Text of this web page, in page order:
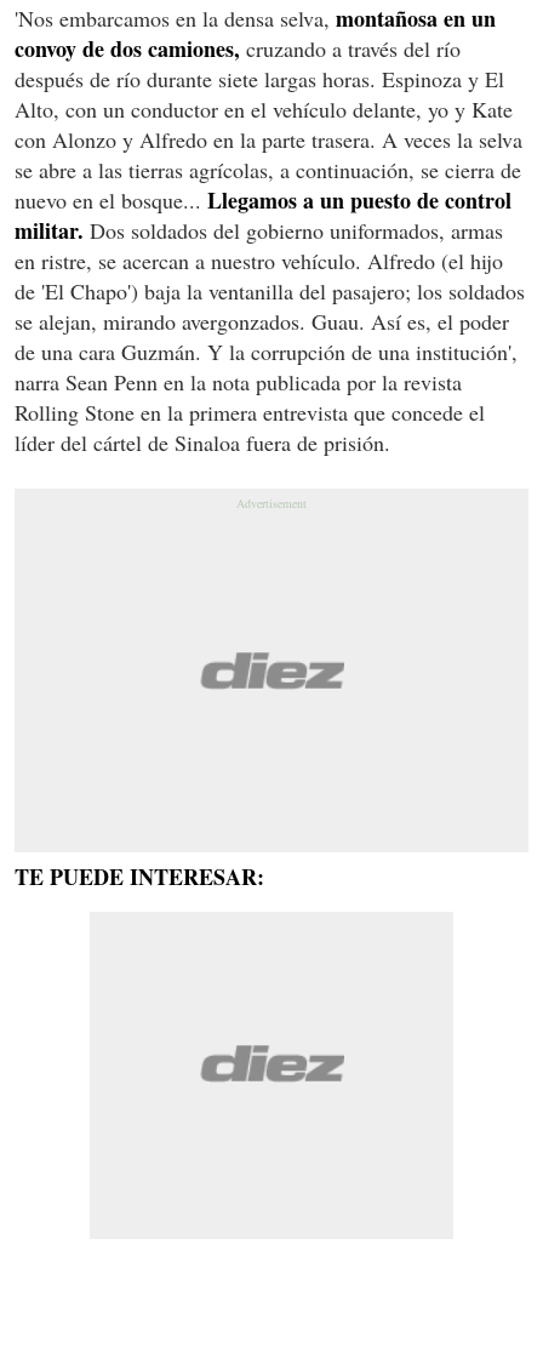
'Nos embarcamos en la densa selva, montañosa en un
convoy de dos camiones, cruzando a través del río
después de río durante siete largas horas. Espinoza y El
Alto, con un conductor en el vehículo delante, yo y Kate
con Alonzo y Alfredo en la parte trasera. A veces la selva
se abre a las tierras agrícolas, a continuación, se cierra de
nuevo en el bosque... Llegamos a un puesto de control
militar. Dos soldados del gobierno uniformados, armas
en ristre, se acercan a nuestro vehículo. Alfredo (el hijo
de 'El Chapo') baja la ventanilla del pasajero; los soldados
se alejan, mirando avergonzados. Guau. Así es, el poder
de una cara Guzmán. Y la corrupción de una institución',
narra Sean Penn en la nota publicada por la revista
Rolling Stone en la primera entrevista que concede el
líder del cártel de Sinaloa fuera de prisión.
TE PUEDE INTERESAR: